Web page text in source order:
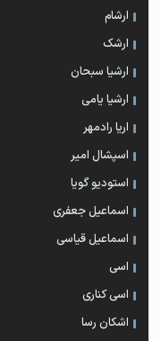
ارشام
ارشک
ارشیا سبحان
ارشیا یامی
اریا رادمهر
اسپشال امیر
استودیو گویا
اسماعیل جعفری
اسماعیل قیاسی
اسی
اسی کناری
اشکان رسا